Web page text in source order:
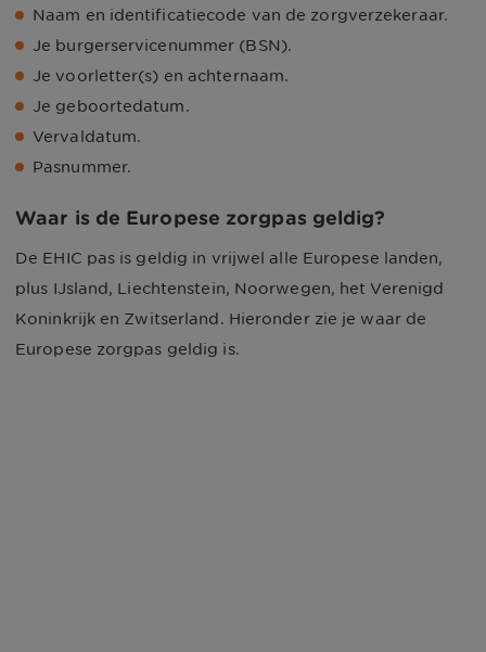
Naam en identificatiecode van de zorgverzekeraar.
Je burgerservicenummer (BSN).
Je voorletter(s) en achternaam.
Je geboortedatum.
Vervaldatum.
Pasnummer.
Waar is de Europese zorgpas geldig?
De EHIC pas is geldig in vrijwel alle Europese landen,
plus IJsland, Liechtenstein, Noorwegen, het Verenigd
Koninkrijk en Zwitserland. Hieronder zie je waar de
Europese zorgpas geldig is.